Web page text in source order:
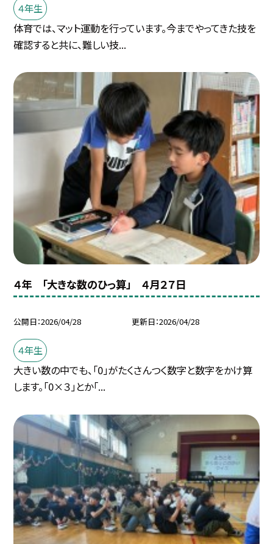
４年生
体育では、マット運動を行っています。今までやってきた技を
確認すると共に、難しい技...
４年 「大きな数のひっ算」 ４月２７日
公開日 2026/04/28 更新日 2026/04/28
４年生
大きい数の中でも、「0」がたくさんつく数字と数字をかけ算
します。「0×３」とか「...